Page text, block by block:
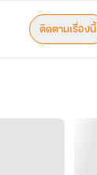
ติดตามเรื่องนี้